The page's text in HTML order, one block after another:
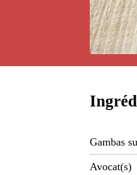
Gambas
Avocat(s)